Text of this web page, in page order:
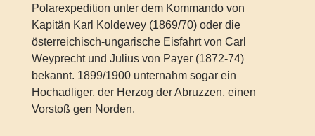
Polarexpedition unter dem Kommando von
Kapitän Karl Koldewey (1869/70) oder die
österreichisch-ungarische Eisfahrt von Carl
Weyprecht und Julius von Payer (1872-74)
bekannt. 1899/1900 unternahm sogar ein
Hochadliger, der Herzog der Abruzzen, einen
Vorstoß gen Norden.